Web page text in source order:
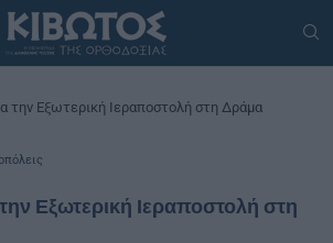
την Εξωτερική Ιεραποστολή στη Δράμα
Εξωτερική Ιεραποστολή στη